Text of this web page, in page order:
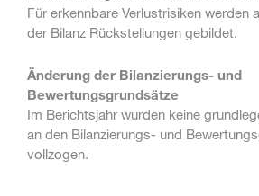
Für erkennbare Verlustrisiken werden
der Bilanz Rückstellungen gebildet.
Änderung der Bilanzierungs- und
Bewertungsgrundsätze
Im Berichtsjahr wurden keine
an den Bilanzierungs- und
vollzogen.